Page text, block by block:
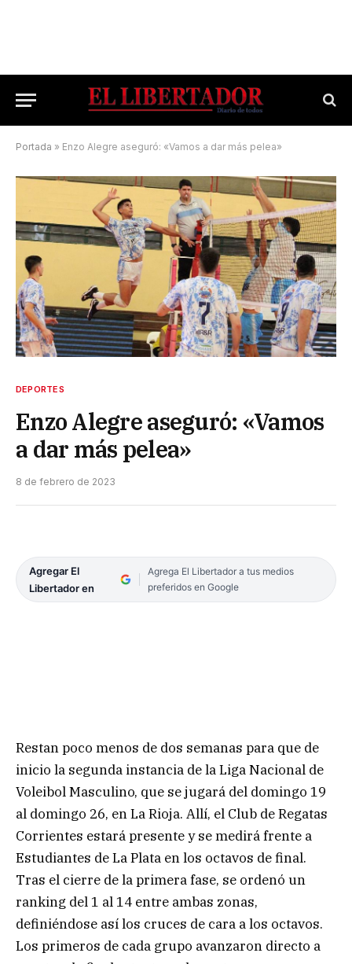
Portada » Enzo Alegre aseguró: «Vamos a dar más pelea»
DEPORTES
Enzo Alegre aseguró: «Vamos
a dar más pelea»
8 de febrero de 2023
Agregar El
Libertador en
Agrega El Libertador a tus medios
preferidos en Google
Restan poco menos de dos semanas para que de
inicio la segunda instancia de la Liga Nacional de
Voleibol Masculino, que se jugará del domingo 19
al domingo 26, en La Rioja. Allí, el Club de Regatas
Corrientes estará presente y se medirá frente a
Estudiantes de La Plata en los octavos de final.
Tras el cierre de la primera fase, se ordenó un
ranking del 1 al 14 entre ambas zonas,
definiéndose así los cruces de cara a los octavos.
Los primeros de cada grupo avanzaron directo a